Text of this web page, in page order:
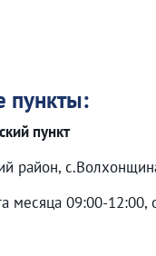
пункты:
пункт
район,
месяца 09:00-